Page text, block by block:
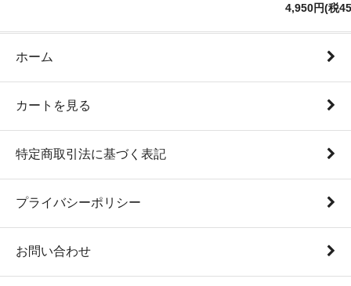
4,950円(税
ホーム
カートを見る
特定商取引法に基づく表記
プライバシーポリシー
お問い合わせ